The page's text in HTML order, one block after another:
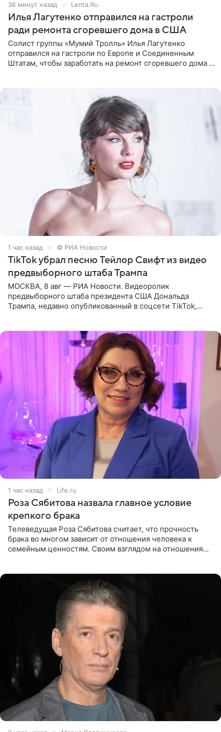
36 минут назад Lenta.Ru
Илья Лагутенко отправился на гастроли
ради ремонта сгоревшего дома в США
Солист группы «Мумий Тролль» Илья Лагутенко
отправился на гастроли по Европе и Соединенным
Штатам, чтобы заработать на ремонт сгоревшего дома в
1 час назад © РИА Новости
TikTok убрал песню Тейлор Свифт из видео
предвыборного штаба Трампа
МОСКВА, 8 авг — РИА Новости. Видеоролик
предвыборного штаба президента США Дональда
Трампа, недавно опубликованный в соцсети TikTok,
1 час назад Life.ru
Роза Сябитова назвала главное условие
крепкого брака
Телеведущая Роза Сябитова считает, что прочность
брака во многом зависит от отношения человека к
семейным ценностям. Своим взглядом на отношения